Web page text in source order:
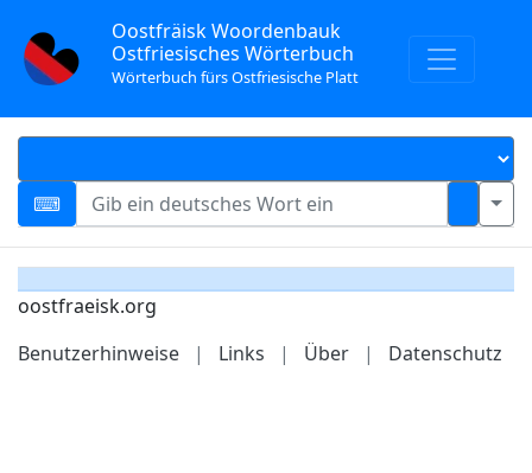
Oostfräisk Woordenbauk
Ostfriesisches Wörterbuch
Wörterbuch fürs Ostfriesische Platt
oostfraeisk.org
Benutzerhinweise
| Links | Über | Datenschutz